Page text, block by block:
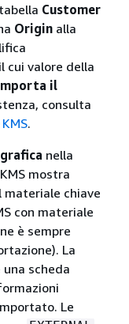
Customer
Originalla
cui valore della
il
consulta
.
nella
mostra
chiave
con materiale
è sempre
La
scheda
Le